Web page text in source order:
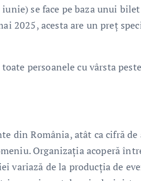
se face pe baza unui
2025, acesta are un preț
persoanele cu vârsta
din România, atât ca cifră de
Organizația acoperă
variază de la producția de